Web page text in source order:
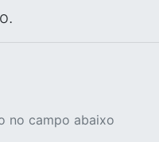
no campo abaixo